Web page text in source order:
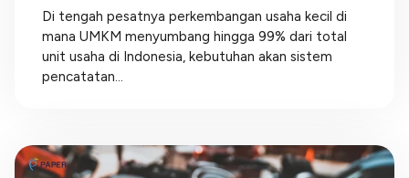
Di tengah pesatnya perkembangan usaha kecil di
mana UMKM menyumbang hingga 99% dari total
unit usaha di Indonesia, kebutuhan akan sistem
pencatatan...